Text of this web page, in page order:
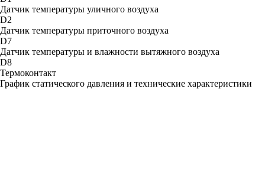
Датчик температуры уличного воздуха
D2
Датчик температуры приточного воздуха
D7
Датчик температуры и влажности вытяжного воздуха
D8
Термоконтакт
График статического давления и технические характеристики